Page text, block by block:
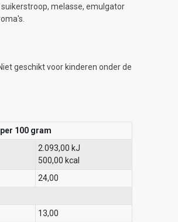
melasse, emulgator
geschikt voor kinderen onder de
100 gram
2.093,00 kJ
500,00 kcal
24,00
13,00